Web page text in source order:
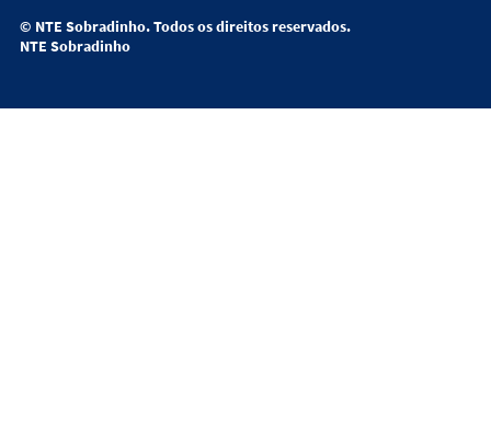
© NTE Sobradinho. Todos os direitos reservados.
NTE Sobradinho